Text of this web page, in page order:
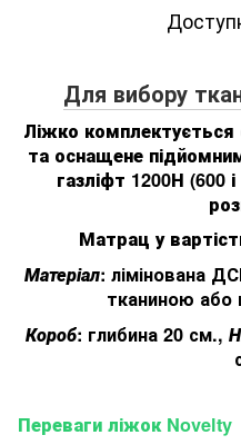
Для вибору
Ліжко
та оснащене
газліфт 1200Н (600
Матрац у
Матеріал: лімінована
тканиною або
Короб: глибина 20 см.,
Переваги ліжок Novelty